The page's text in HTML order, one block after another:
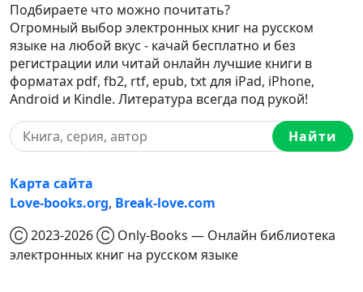
Подбираете что можно почитать?
Огромный выбор электронных книг на русском
языке на любой вкус - качай бесплатно и без
регистрации или читай онлайн лучшие книги в
форматах pdf, fb2, rtf, epub, txt для iPad, iPhone,
Android и Kindle. Литература всегда под рукой!
Найти
Карта сайта
Love-books.org, Break-love.com
Ⓒ 2023-2026 Ⓒ Only-Books — Онлайн библиотека
электронных книг на русском языке